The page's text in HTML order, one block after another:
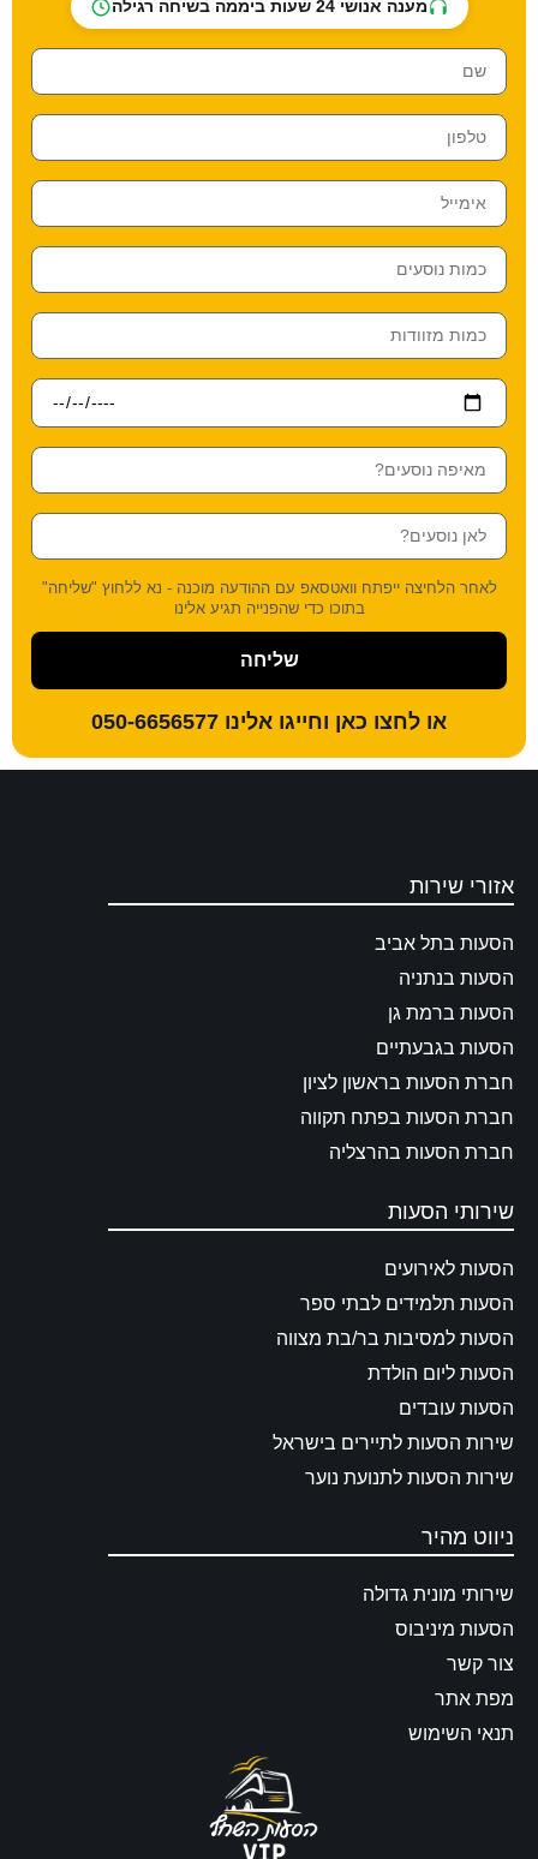
מענה אנושי 24 שעות ביממה בשיחה רגילה
שם*
טלפון*
אימייל
כמות נוסעים
כמות מזוודות
תאריך מבוקש
מאיפה נוסעים?
לאן נוסעים?
לאחר הלחיצה ייפתח וואטסאפ עם ההודעה מוכנה - נא ללחוץ "שליחה"
בתוכו כדי שהפנייה תגיע אלינו
שליחה
או לחצו כאן וחייגו אלינו 050-6656577
ניווט מהיר
שירותי מונית גדולה
הסעות מיניבוס
צור קשר
מפת אתר
תנאי השימוש
שירותי הסעות
הסעות לאירועים
הסעות תלמידים לבתי ספר
הסעות למסיבות בר/בת מצווה
הסעות ליום הולדת
הסעות עובדים
שירות הסעות לתיירים בישראל
שירות הסעות לתנועת נוער
אזורי שירות
הסעות בתל אביב
הסעות בנתניה
הסעות ברמת גן
הסעות בגבעתיים
חברת הסעות בראשון לציון
חברת הסעות בפתח תקווה
חברת הסעות בהרצליה